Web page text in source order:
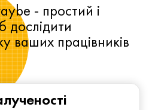
- простий і
дослідити
ваших працівників